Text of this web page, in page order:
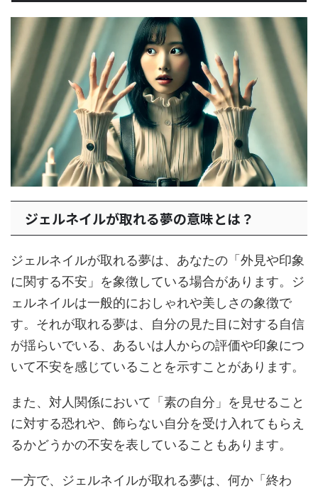
ジェルネイルが取れる夢の意味とは？
ジェルネイルが取れる夢は、あなたの「外見や印象
に関する不安」を象徴している場合があります。ジ
ェルネイルは一般的におしゃれや美しさの象徴で
す。それが取れる夢は、自分の見た目に対する自信
が揺らいでいる、あるいは人からの評価や印象につ
いて不安を感じていることを示すことがあります。
また、対人関係において「素の自分」を見せること
に対する恐れや、飾らない自分を受け入れてもらえ
るかどうかの不安を表していることもあります。
一方で、ジェルネイルが取れる夢は、何か「終わ